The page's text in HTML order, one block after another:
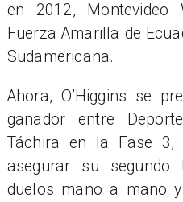
en 2012, Montevideo
Fuerza Amarilla de
Sudamericana.
Ahora, O’Higgins se
ganador entre
Táchira en la Fase 3,
asegurar su segundo
duelos mano a mano